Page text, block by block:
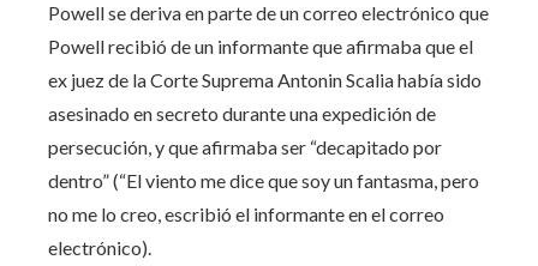
Powell se deriva en parte de un correo electrónico que
Powell recibió de un informante que afirmaba que el
ex juez de la Corte Suprema Antonin Scalia había sido
asesinado en secreto durante una expedición de
persecución, y que afirmaba ser “decapitado por
dentro” (“El viento me dice que soy un fantasma, pero
no me lo creo, escribió el informante en el correo
electrónico).